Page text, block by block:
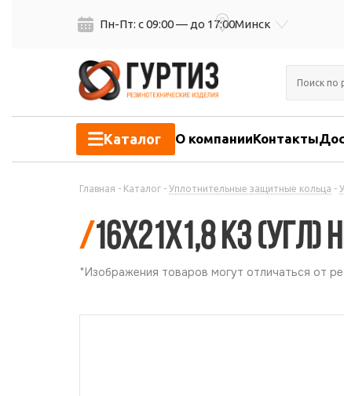
Пн-Пт: с 09:00 — до 17:00Минск
Каталог О компанииКонтакты
Главная - Каталог - Уплотнительные защитные кольца -
/16х21х1,8 КЗ (УГЛ)
*Изображения товаров могут отличаться от